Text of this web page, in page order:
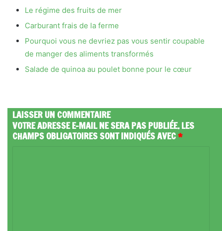
Le régime des fruits de mer
Carburant frais de la ferme
Pourquoi vous ne devriez pas vous sentir coupable
de manger des aliments transformés
Salade de quinoa au poulet bonne pour le cœur
LAISSER UN COMMENTAIRE
VOTRE ADRESSE E-MAIL NE SERA PAS PUBLIÉE.LES
CHAMPS OBLIGATOIRES SONT INDIQUÉS AVEC*